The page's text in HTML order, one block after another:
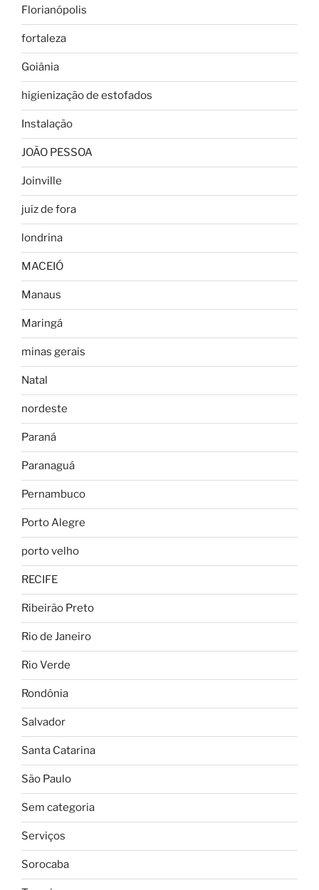
Florianópolis
fortaleza
Goiânia
higienização de estofados
Instalação
JOÃO PESSOA
Joinville
juiz de fora
londrina
MACEIÓ
Manaus
Maringá
minas gerais
Natal
nordeste
Paraná
Paranaguá
Pernambuco
Porto Alegre
porto velho
RECIFE
Ribeirão Preto
Rio de Janeiro
Rio Verde
Rondônia
Salvador
Santa Catarina
São Paulo
Sem categoria
Serviços
Sorocaba